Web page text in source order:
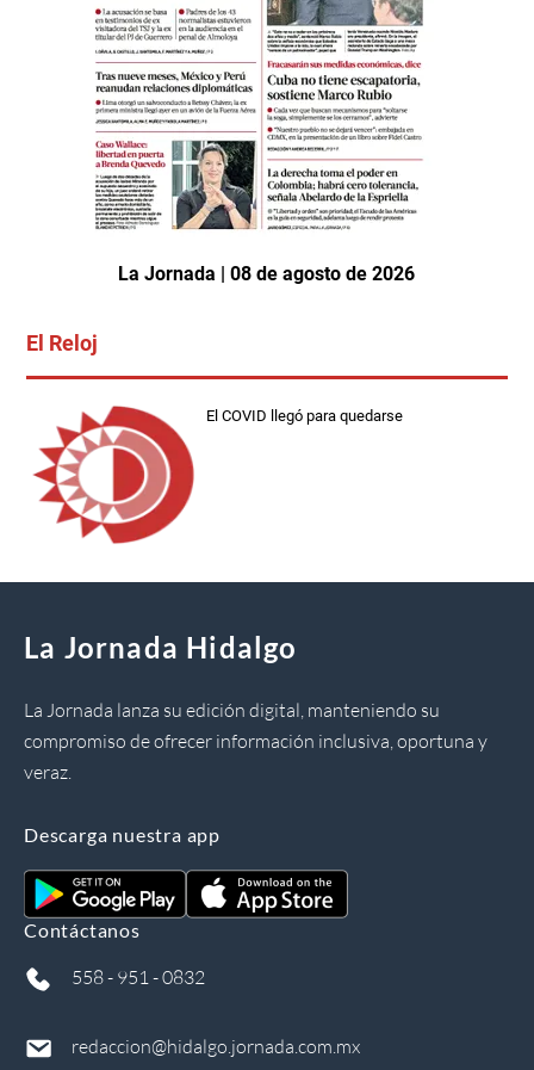
La Jornada | 08 de agosto de 2026
El Reloj
El COVID llegó para quedarse
La Jornada Hidalgo
La Jornada lanza su edición digital, manteniendo su
compromiso de ofrecer información inclusiva, oportuna y
veraz.
Descarga nuestra app
Contáctanos
558 - 951 - 0832
redaccion@hidalgo.jornada.com.mx